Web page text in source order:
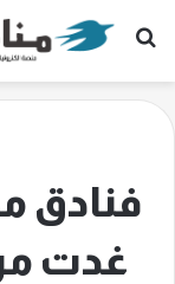
بحث عن
فنادق
غدت